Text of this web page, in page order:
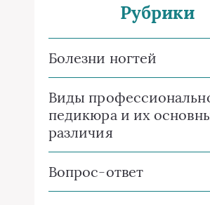
Рубрики
Болезни ногтей
Виды
педикюра и их
различия
Вопрос-ответ